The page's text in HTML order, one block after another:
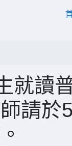
就讀
請於